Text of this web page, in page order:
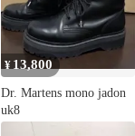
¥ 13,800
Dr. Martens mono jadon
uk8